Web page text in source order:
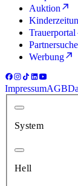
Auktion
Trauerportal
Partnersuche
Werbung
ImpressumAGB
System
Hell